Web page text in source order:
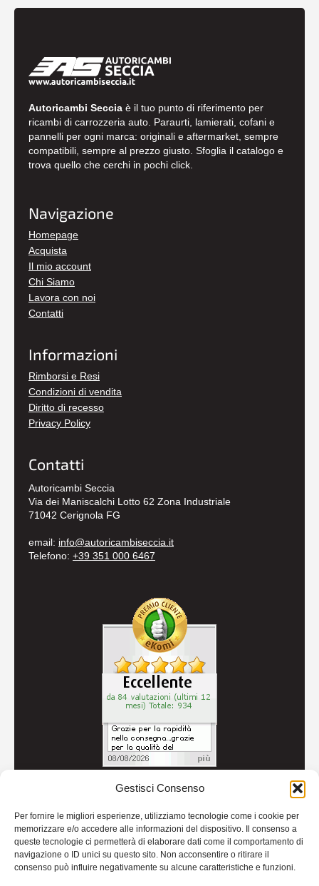
Gestisci Consenso
Per fornire le migliori esperienze, utilizziamo tecnologie come i cookie per
memorizzare e/o accedere alle informazioni del dispositivo. Il consenso a
queste tecnologie ci permetterà di elaborare dati come il comportamento di
navigazione o ID unici su questo sito. Non acconsentire o ritirare il
consenso può influire negativamente su alcune caratteristiche e funzioni.
Autoricambi Seccia è il tuo punto di riferimento per
ricambi di carrozzeria auto. Paraurti, lamierati, cofani e
pannelli per ogni marca: originali e aftermarket, sempre
compatibili, sempre al prezzo giusto. Sfoglia il catalogo e
trova quello che cerchi in pochi click.
Navigazione
Homepage
Acquista
Il mio account
Chi Siamo
Lavora con noi
Contatti
Informazioni
Rimborsi e Resi
Condizioni di vendita
Diritto di recesso
Privacy Policy
Contatti
Autoricambi Seccia
Via dei Maniscalchi Lotto 62 Zona Industriale
71042 Cerignola FG
email: info@autoricambiseccia.it
Telefono: +39 351 000 6467
Credits